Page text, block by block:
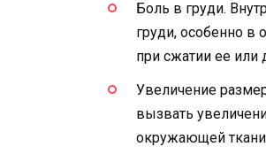
Боль в груди.
груди, особенно в
при сжатии ее или
Увеличение
вызвать
окружающей